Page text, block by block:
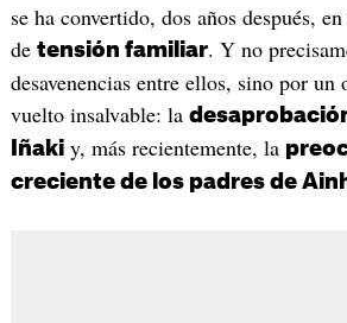
se ha convertido, dos años después,
de tensión familiar. Y no
desavenencias entre ellos, sino por un
vuelto insalvable: la
Iñakiy, más recientemente, la
creciente de los padres de